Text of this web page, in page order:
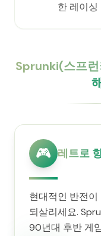
한 레이싱
Sprunki(스프
🎮 레트로
현대적인 반전
되살리세요.
90년대 후반 게